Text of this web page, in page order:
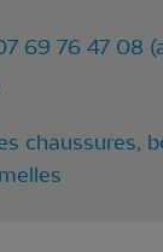
69 76 47 08
chaussures,